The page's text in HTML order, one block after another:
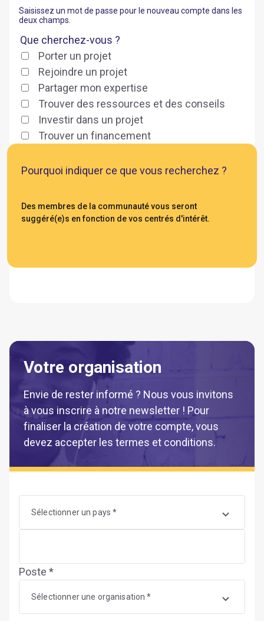
Saisissez un mot de passe pour le nouveau compte dans les
deux champs.
Que cherchez-vous ?
Porter un projet
Rejoindre un projet
Partager mon expertise
Trouver des ressources et des conseils
Investir dans un projet
Trouver un financement
Pourquoi indiquer ce que vous recherchez ?
Des membres de la communauté vous seront
suggéré(e)s en fonction de vos centrés d'intérêt.
Votre organisation
Envie de rester informé ? Nous vous invitons
à vous inscrire à notre newsletter ! Pour
finaliser la création de votre compte, vous
devez accepter les termes et conditions.
Sélectionner un pays *
Poste *
Sélectionner une organisation *